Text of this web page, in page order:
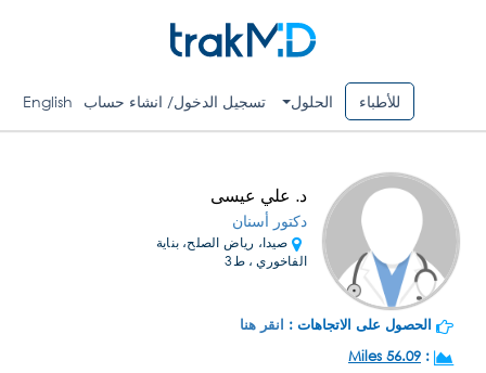
للأطباء الحلول تسجيل الدخول/ انشاء حساب English
د. علي عيسى
دكتور أسنان
صيدا، رياض الصلح، بناية
الفاخوري ، ط3
الحصول على الاتجاهات : انقر هنا
:
56.09 Miles